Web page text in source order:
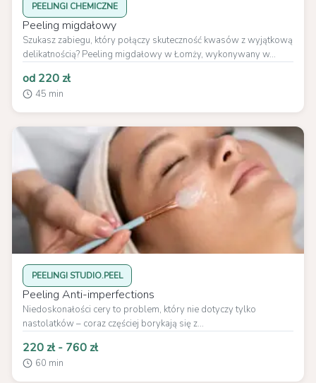
PEELINGI CHEMICZNE
Peeling migdałowy
Szukasz zabiegu, który połączy skuteczność kwasów z wyjątkową
delikatnością? Peeling migdałowy w Łomży, wykonywany w...
od 220 zł
45 min
PEELINGI STUDIO.PEEL
Peeling Anti-imperfections
Niedoskonałości cery to problem, który nie dotyczy tylko
nastolatków – coraz częściej borykają się z...
220 zł - 760 zł
60 min